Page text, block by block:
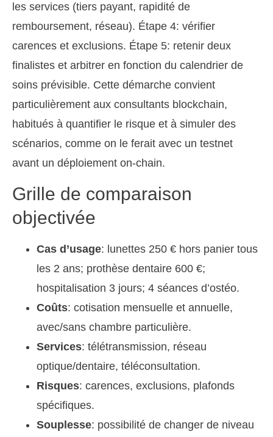
les services (tiers payant, rapidité de
remboursement, réseau). Étape 4: vérifier
carences et exclusions. Étape 5: retenir deux
finalistes et arbitrer en fonction du calendrier de
soins prévisible. Cette démarche convient
particulièrement aux consultants blockchain,
habitués à quantifier le risque et à simuler des
scénarios, comme on le ferait avec un testnet
avant un déploiement on-chain.
Grille de comparaison
objectivée
Cas d’usage: lunettes 250 € hors panier tous
les 2 ans; prothèse dentaire 600 €;
hospitalisation 3 jours; 4 séances d’ostéo.
Coûts: cotisation mensuelle et annuelle,
avec/sans chambre particulière.
Services: télétransmission, réseau
optique/dentaire, téléconsultation.
Risques: carences, exclusions, plafonds
spécifiques.
Souplesse: possibilité de changer de niveau